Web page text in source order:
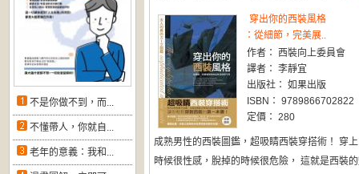
不是你做不到，而...
不懂帶人，你就自...
老年的意義：我和...
穿出你的西裝風格
：從細節，完美展..
作者： 西裝向上委員會
譯者： 李靜宜
出版社： 如果出版
ISBN： 9789866702822
定價： 280
成熟男性的西裝圖鑑，超吸睛西裝穿搭術！ 穿
時候很性感，脫掉的時候很危險， 這就是西裝